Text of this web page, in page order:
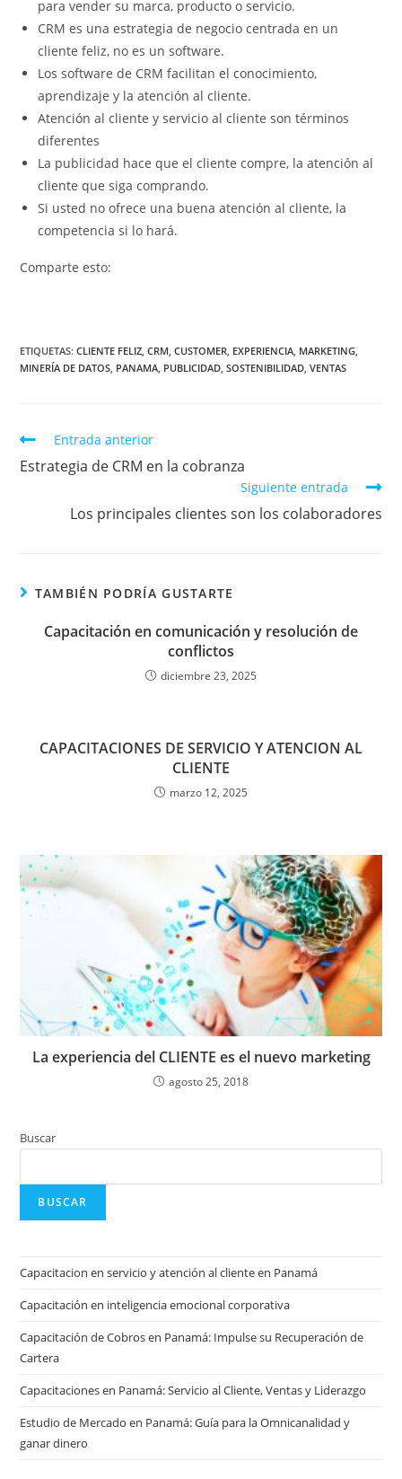
para vender su marca, producto o servicio.
CRM es una estrategia de negocio centrada en un
cliente feliz, no es un software.
Los software de CRM facilitan el conocimiento,
aprendizaje y la atención al cliente.
Atención al cliente y servicio al cliente son términos
diferentes
La publicidad hace que el cliente compre, la atención al
cliente que siga comprando.
Si usted no ofrece una buena atención al cliente, la
competencia si lo hará.
Comparte esto:
ETIQUETAS:CLIENTE FELIZ CRM CUSTOMER EXPERIENCIA MARKETING
MINERÍA DE DATOS PANAMA PUBLICIDAD SOSTENIBILIDAD VENTAS
Entrada anterior
Estrategia de CRM en la cobranza
Siguiente entrada
Los principales clientes son los colaboradores
TAMBIÉN PODRÍA GUSTARTE
Capacitación en comunicación y resolución de
conflictos
diciembre 23, 2025
CAPACITACIONES DE SERVICIO Y ATENCION AL
CLIENTE
marzo 12, 2025
La experiencia del CLIENTE es el nuevo marketing
agosto 25, 2018
Buscar
BUSCAR
Capacitacion en servicio y atención al cliente en Panamá
Capacitación en inteligencia emocional corporativa
Capacitación de Cobros en Panamá: Impulse su Recuperación de
Cartera
Capacitaciones en Panamá: Servicio al Cliente, Ventas y Liderazgo
Estudio de Mercado en Panamá: Guía para la Omnicanalidad y
ganar dinero